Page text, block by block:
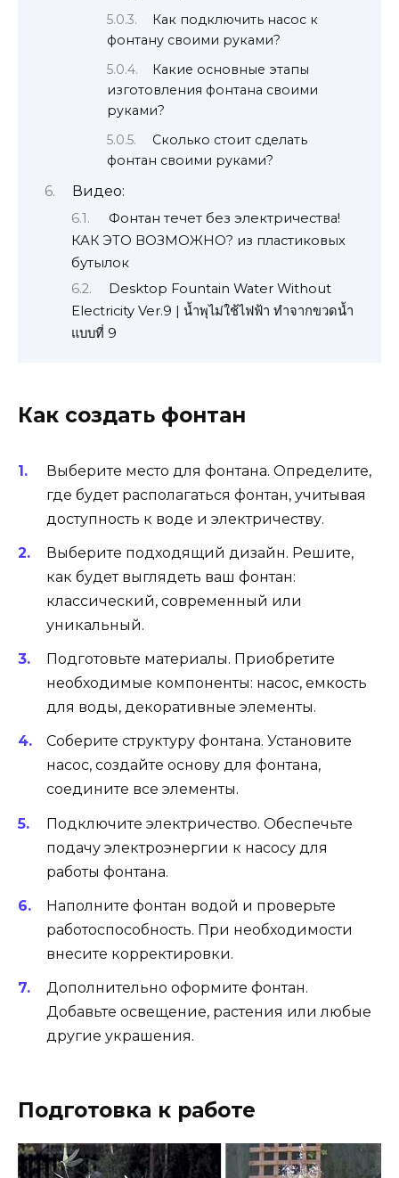
Как подключить насос к
фонтану своими руками?
Какие основные этапы
изготовления фонтана своими
руками?
Сколько стоит сделать
фонтан своими руками?
Видео:
Фонтан течет без электричества!
КАК ЭТО ВОЗМОЖНО? из пластиковых
бутылок
Desktop Fountain Water Without
Electricity Ver.9 | น้ำพุไม่ใช้ไฟฟ้า ทำจากขวดน้ำ
แบบที่ 9
Как создать фонтан
Выберите место для фонтана. Определите,
где будет располагаться фонтан, учитывая
доступность к воде и электричеству.
Выберите подходящий дизайн. Решите,
как будет выглядеть ваш фонтан:
классический, современный или
уникальный.
Подготовьте материалы. Приобретите
необходимые компоненты: насос, емкость
для воды, декоративные элементы.
Соберите структуру фонтана. Установите
насос, создайте основу для фонтана,
соедините все элементы.
Подключите электричество. Обеспечьте
подачу электроэнергии к насосу для
работы фонтана.
Наполните фонтан водой и проверьте
работоспособность. При необходимости
внесите корректировки.
Дополнительно оформите фонтан.
Добавьте освещение, растения или любые
другие украшения.
Подготовка к работе